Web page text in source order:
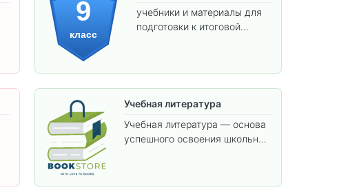
9
класс
учебники и материалы для
подготовки к итоговой
Учебная литература
Учебная литература — основа
успешного освоения школьной